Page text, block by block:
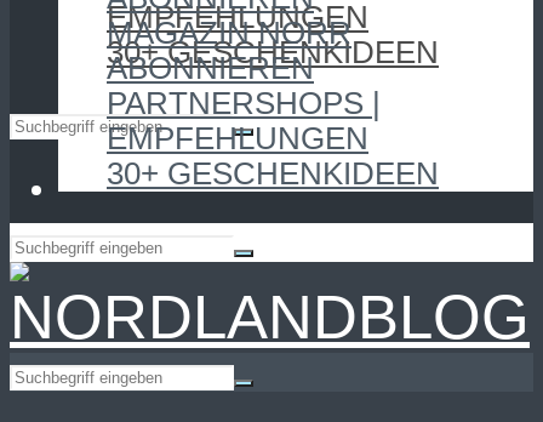
EMPFEHLUNGEN
30+ GESCHENKIDEEN
MAGAZIN NORR
ABONNIEREN
PARTNERSHOPS |
EMPFEHLUNGEN
30+ GESCHENKIDEEN